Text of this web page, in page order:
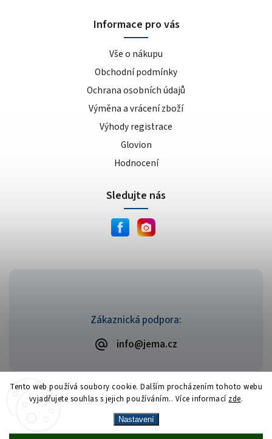
Tento web používá soubory cookie. Dalším procházením tohoto webu
vyjadřujete souhlas s jejich používáním.. Více informací zde.
Nastavení
Zákaznická podpora:
info@jema.cz
Informace pro vás
Vše o nákupu
Obchodní podmínky
Ochrana osobních údajů
Výměna a vrácení zboží
Výhody registrace
Glovion
Hodnocení
Sledujte nás
Copyright 2026JEMA.cz. Všechna práva vyhrazena.
VytvořilShoptet| Design